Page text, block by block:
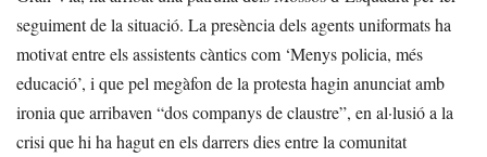
seguiment de la situació. La presència dels agents uniformats ha
motivat entre els assistents càntics com ‘Menys policia, més
educació’, i que pel megàfon de la protesta hagin anunciat amb
ironia que arribaven “dos companys de claustre”, en al·lusió a la
crisi que hi ha hagut en els darrers dies entre la comunitat